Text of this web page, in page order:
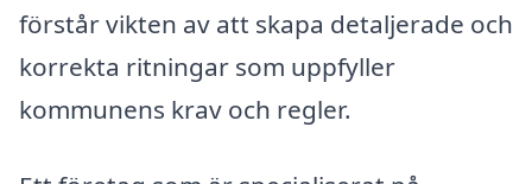
förstår vikten av att skapa detaljerade och
korrekta ritningar som uppfyller
kommunens krav och regler.